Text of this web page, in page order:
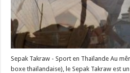
Sepak Takraw - Sport en Thaïlande Au
boxe thaïlandaise), le Sepak Takraw est